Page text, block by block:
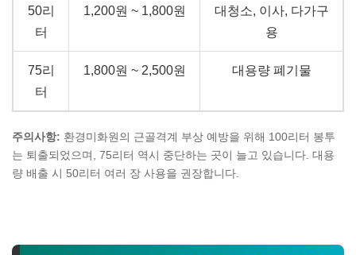
50리
터
1,200원 ~ 1,800원
대청소, 이사, 다가구
용
75리
터
1,800원 ~ 2,500원 대용량 폐기물
주의사항: 환경미화원의 근골격계 부상 예방을 위해 100리터 봉투
는 퇴출되었으며, 75리터 역시 중단하는 곳이 늘고 있습니다. 대용
량 배출 시 50리터 여러 장 사용을 권장합니다.